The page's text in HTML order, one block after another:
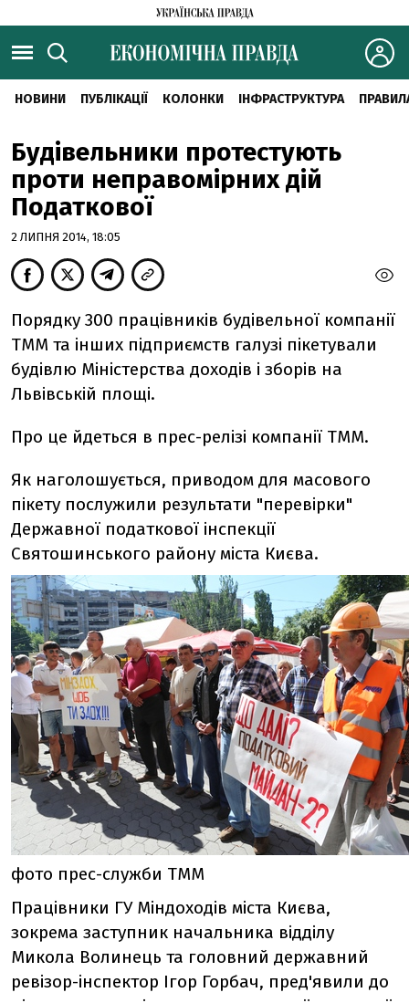
НОВИНИ ПУБЛІКАЦІЇ КОЛОНКИ ІНФРАСТРУКТУРА
Будівельники протестують
проти неправомірних дій
Податкової
2 ЛИПНЯ 2014, 18:05
Порядку 300 працівників будівельної компанії
ТММ та інших підприємств галузі пікетували
будівлю Міністерства доходів і зборів на
Львівській площі.
Про це йдеться в прес-релізі компанії ТММ.
Як наголошується, приводом для масового
пікету послужили результати "перевірки"
Державної податкової інспекції
Святошинського району міста Києва.
фото прес-служби ТММ
Працівники ГУ Міндоходів міста Києва,
зокрема заступник начальника відділу
Микола Волинець та головний державний
ревізор-інспектор Ігор Горбач, пред'явили до